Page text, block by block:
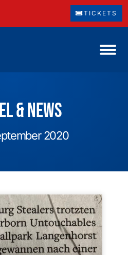
TICKETS
& News
2020